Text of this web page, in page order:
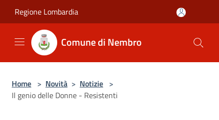
Regione Lombardia
Comune di Nembro
Home > Novità > Notizie >
Il genio delle Donne - Resistenti